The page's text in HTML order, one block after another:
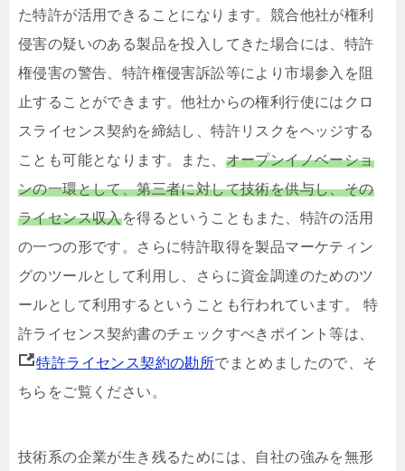
た特許が活用できることになります。競合他社が権利
侵害の疑いのある製品を投入してきた場合には、特許
権侵害の警告、特許権侵害訴訟等により市場参入を阻
止することができます。他社からの権利行使にはクロ
スライセンス契約を締結し、特許リスクをヘッジする
ことも可能となります。また、 オープンイノベーショ
ンの一環として、第三者に対して技術を供与し、その
ライセンス収入を得るということもまた、特許の活用
の一つの形です。さらに特許取得を製品マーケティン
グのツールとして利用し、さらに資金調達のためのツ
ールとして利用するということも行われています。 特
許ライセンス契約書のチェックすべきポイント等は、
特許ライセンス契約の勘所でまとめましたので、そ
ちらをご覧ください。
技術系の企業が生き残るためには、自社の強みを無形